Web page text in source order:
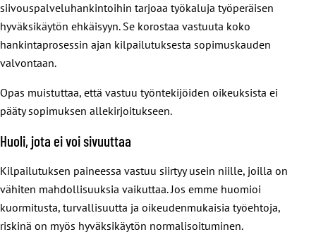
siivouspalveluhankintoihin tarjoaa työkaluja työperäisen
hyväksikäytön ehkäisyyn. Se korostaa vastuuta koko
hankintaprosessin ajan kilpailutuksesta sopimuskauden
valvontaan.
Opas muistuttaa, että vastuu työntekijöiden oikeuksista ei
pääty sopimuksen allekirjoitukseen.
Huoli, jota ei voi sivuuttaa
Kilpailutuksen paineessa vastuu siirtyy usein niille, joilla on
vähiten mahdollisuuksia vaikuttaa. Jos emme huomioi
kuormitusta, turvallisuutta ja oikeudenmukaisia työehtoja,
riskinä on myös hyväksikäytön normalisoituminen.